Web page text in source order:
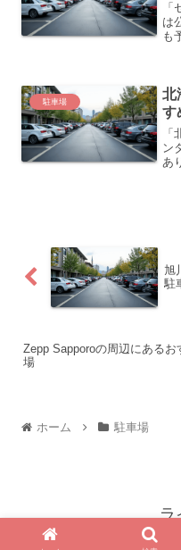
は
も
は
駐車場
北
す
ン
あ
旭
駐
Zepp Sapporoの周辺にあるお
場
ホーム 駐車場
ラ
©